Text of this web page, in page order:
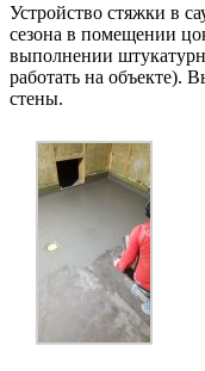
Устройство стяжки в
сезона в помещении
выполнении
работать на объекте).
стены.